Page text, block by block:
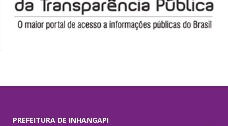
PREFEITURA DE INHANGAPI